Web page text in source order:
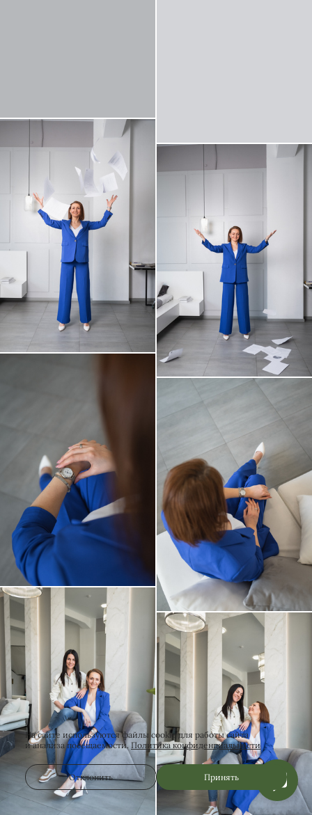
На сайте используются файлы cookie для работы сайта
и анализа посещаемости. Политика конфиденциальности
Отклонить Принять